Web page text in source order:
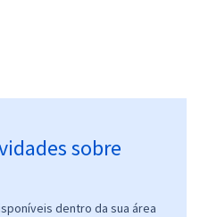
sobre
dentro da sua área